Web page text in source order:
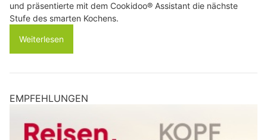
und präsentierte mit dem Cookidoo® Assistant die nächste
Stufe des smarten Kochens.
Weiterlesen
EMPFEHLUNGEN